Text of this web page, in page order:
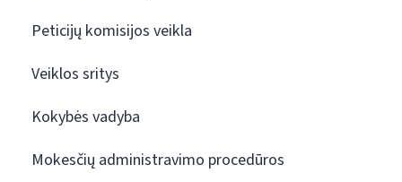
Peticijų komisijos veikla
Veiklos sritys
Kokybės vadyba
Mokesčių administravimo procedūros